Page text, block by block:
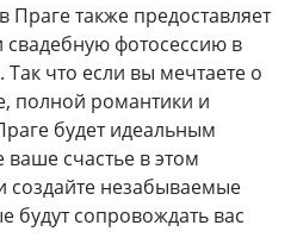
Праге также предоставляет
фотосессию в
что если вы мечтаете о
полной романтики и
будет идеальным
счастье в этом
создайте незабываемые
будут сопровождать вас